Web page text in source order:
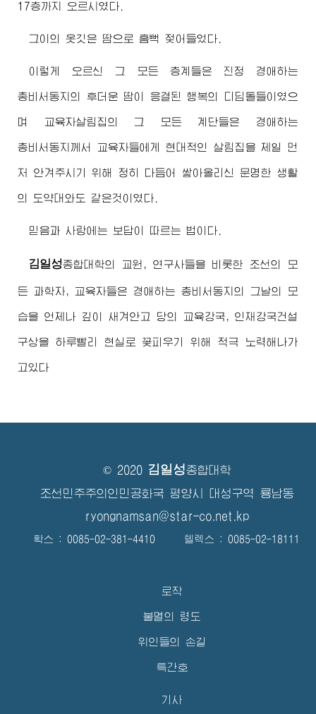
17층까지 오르시였다.
그이의 옷깃은 땀으로 흠뻑 젖어들었다.
이렇게 오르신 그 모든 층계들은 진정 경애하는
총비서동지 의 후더운 땀이 응결된 행복의 디딤돌들이였으
며 교육자살림집의 그 모든 계단들은 경애하는
총비서동지께서 교육자들에게 현대적인 살림집을 제일 먼
저 안겨주시기 위해 정히 다듬어 쌓아올리신 문명한 생활
의 도약대와도 같은것이였다.
믿음과 사랑에는 보답이 따르는 법이다.
김일성종합대학의 교원, 연구사들을 비롯한 조선의 모
든 과학자, 교육자들은 경애하는 총비서동지 의 그날의 모
습을 언제나 깊이 새겨안고 당의 교육강국, 인재강국건설
구상을 하루빨리 현실로 꽃피우기 위해 적극 노력해나가
고있다
© 2020 김일성종합대학
조선민주주의인민공화국 평양시 대성구역 룡남동
ryongnamsan@star-co.net.kp
확스 : 0085-02-381-4410 텔렉스 : 0085-02-18111
로작
불멸의 령도
위인들의 손길
특간호
기사